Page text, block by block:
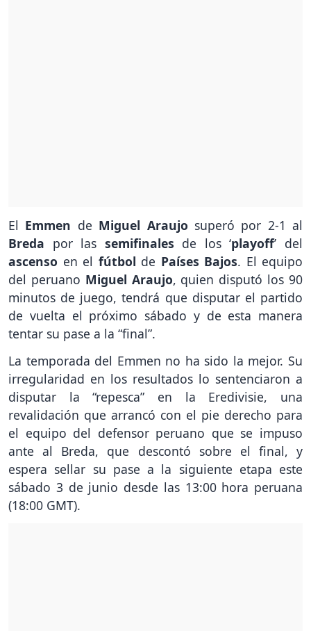
El Emmen de Miguel Araujo superó por 2-1 al
Breda por las semifinales de los ‘playoff’ del
ascenso en el fútbol de Países Bajos. El equipo
del peruano Miguel Araujo, quien disputó los 90
minutos de juego, tendrá que disputar el partido
de vuelta el próximo sábado y de esta manera
tentar su pase a la “final”.
La temporada del Emmen no ha sido la mejor. Su
irregularidad en los resultados lo sentenciaron a
disputar la “repesca” en la Eredivisie, una
revalidación que arrancó con el pie derecho para
el equipo del defensor peruano que se impuso
ante al Breda, que descontó sobre el final, y
espera sellar su pase a la siguiente etapa este
sábado 3 de junio desde las 13:00 hora peruana
(18:00 GMT).